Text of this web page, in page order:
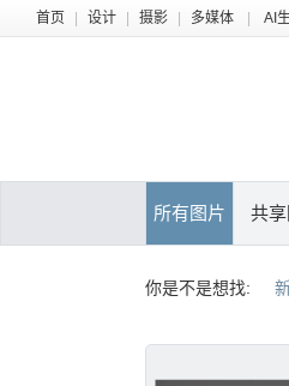
首页 设计 摄影 多媒体 AI
所有图片 共享
你是不是想找: